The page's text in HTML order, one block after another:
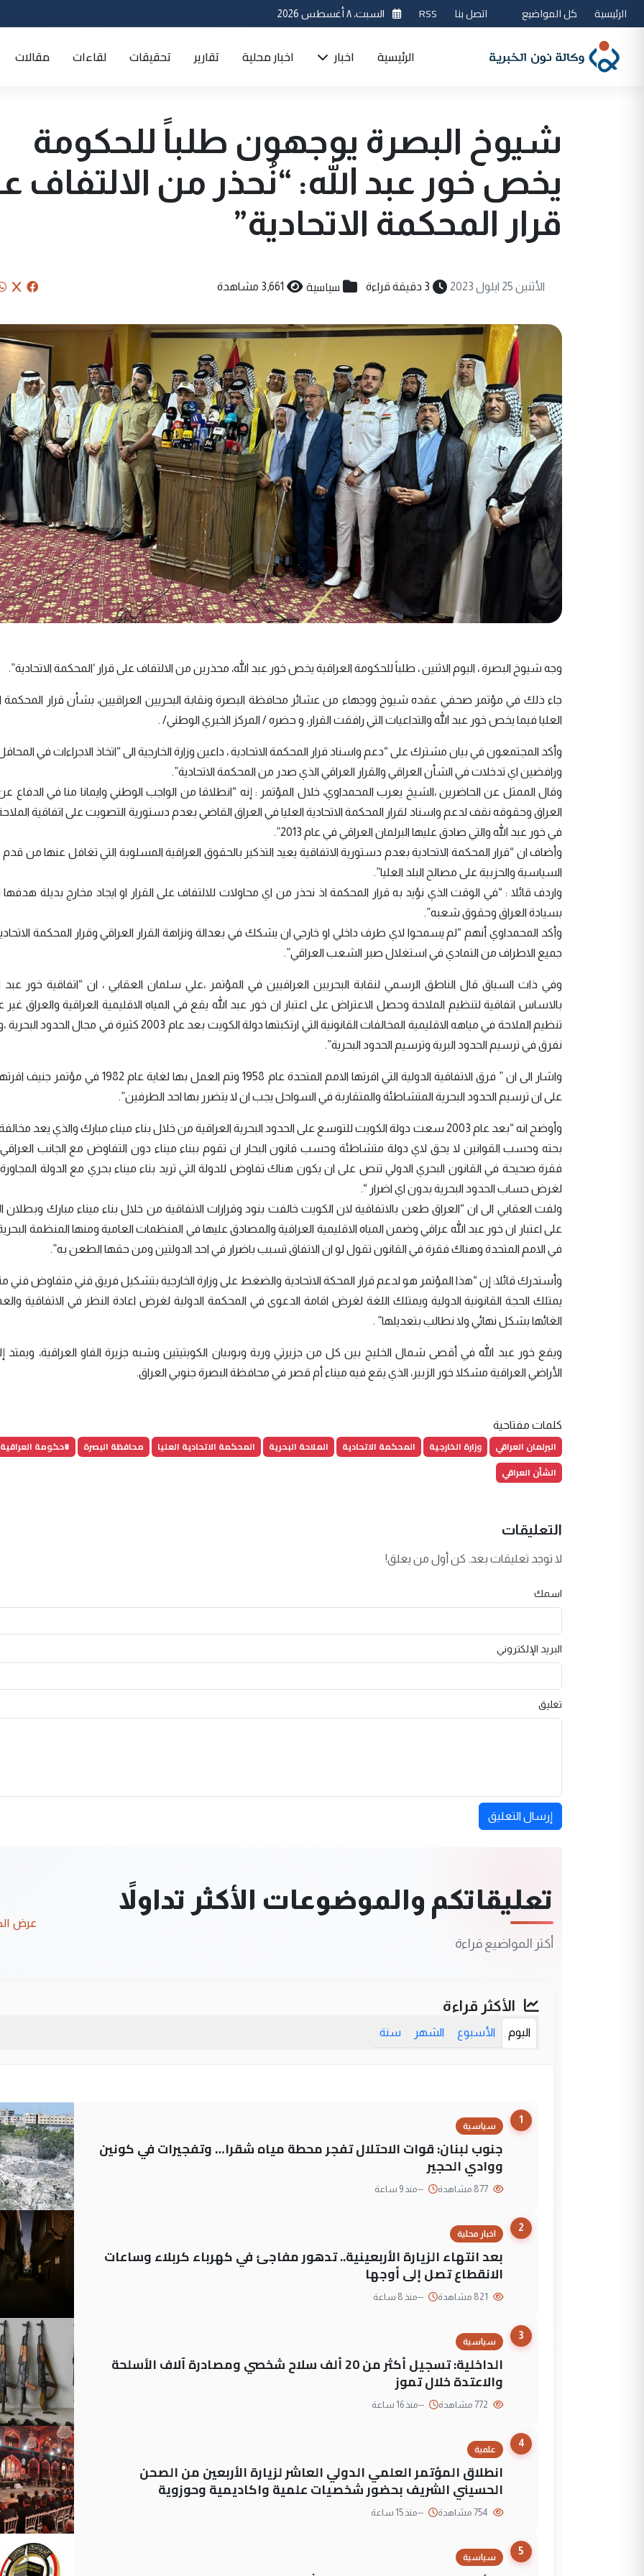
الرئيسية كل المواضيع اتصل بنا RSS السبت، ٨ أغسطس 2026
الرئيسية اخبار اخبار محلية تقارير تحقيقات لقاءات مقالات
شيوخ البصرة يوجهون طلباً للحكومة
يخص خور عبد الله: “نُحذر من الالتفاف
قرار المحكمة الاتحادية”
الأثنين 25 ايلول 2023 3 دقيقة قراءة سياسية 3,661 مشاهدة
وجه شيوخ البصرة ، اليوم الاثنين ، طلباً للحكومة العراقية يخص خور عبد الله، محذرين من الالتفاف على قرار ‘المحكمة الاتحادية”.
جاء ذلك في مؤتمر صحفي عقده شيوخ ووجهاء من عشائر محافظة البصرة ونقابة البحريين العراقيين، بشأن قرار المحكمة
العليا فيما يخص خور عبد الله والتداعيات التي رافقت القرار، و حضره / المركز الخبري الوطني/ .
وأكد المجتمعون في بيان مشترك على “دعم واسناد قرار المحكمة الاتحادية ، داعين وزارة الخارجية الى “اتخاذ الاجراءات في
ورافضين اي تدخلات في الشأن العراقي والقرار العراقي الذي صدر من المحكمة الاتحادية”.
وقال الممثل عن الحاضرين ،الشيخ يعرب المحمداوي، خلال المؤتمر : إنه “انطلاقا من الواجب الوطني وايمانا منا في الدفاع
العراق وحقوقه نقف لدعم واسناد لقرار المحكمة الاتحادية العليا في العراق القاضي بعدم دستورية التصويت على اتفاقية الملاحة
في خور عبد الله والتي صادق عليها البرلمان العراقي في عام 2013”.
وأضاف ان “قرار المحكمة الاتحادية بعدم دستورية الاتفاقية يعيد التذكير بالحقوق العراقية المسلوبة التي تغافل عنها من
السياسية والحزبية على مصالح البلد العليا”.
واردف قائلا : “في الوقت الذي نؤيد به قرار المحكمة اذ نحذر من اي محاولات للالتفاف على القرار او ايجاد مخارج بديلة هدفها
بسيادة العراق وحقوق شعبه”.
وأكد المحمداوي أنهم “لم يسمحوا لاي طرف داخلي او خارجي ان يشكك في بعدالة ونزاهة القرار العراقي وقرار المحكمة
جميع الاطراف من التمادي في استغلال صبر الشعب العراقي”.
وفي ذات السياق قال الناطق الرسمي لنقابة البحريين العراقيين في المؤتمر ،علي سلمان العقابي ، ان “اتفاقية خور عبد
بالاساس اتفاقية لتنظيم الملاحة وحصل الاعتراض على اعتبار ان خور عبد الله يقع في المياه الاقليمية العراقية والعراق
تنظيم الملاحة في مياهه الاقليمية المخالفات القانونية التي ارتكبتها دولة الكويت بعد عام 2003 كثيرة في
نفرق في ترسيم الحدود البرية وترسيم الحدود البحرية”.
واشار الى ان ” فرق الاتفاقية الدولية التي اقرتها الامم المتحدة عام 1958 وتم العمل بها لغاية
على ان ترسيم الحدود البحرية المتشاطئة والمتقاربة في السواحل يجب ان لا يتضرر بها احد الطرفين”.
وأوضح انه “بعد عام 2003 سعت دولة الكويت للتوسع على الحدود البحرية العراقية من خلال بناء ميناء مبارك والذي يعد
بحته وحسب القوانين لا يحق لاي دولة متشاطئة وحسب قانون البحار ان تقوم ببناء ميناء دون التفاوض مع الجانب
فقرة صحيحة في القانون البحري الدولي تنص على ان يكون هناك تفاوض للدولة التي تريد بناء ميناء بحري مع الدولة المجاورة
لغرض حساب الحدود البحرية بدون اي اضرار “.
ولفت العقابي الى ان “العراق طعن بالاتفاقية لان الكويت خالفت بنود وقرارات الاتفاقية من خلال بناء ميناء مبارك وبطلان
على اعتبار ان خور عبد الله عراقي وضمن المياه الاقليمية العراقية والمصادق عليها في المنظمات العامية ومنها المنظمة
في الامم المتحدة وهناك فقرة في القانون تقول لو ان الاتفاق تسبب باضرار في احد الدولتين ومن حقها الطعن به”.
وأستدرك قائلا: إن “هذا المؤتمر هو لدعم قرار المحكة الاتحادية والضغط على وزارة الخارجية بتشكيل فريق فني متفاوض
يمتلك الحجة القانونية الدولية ويمتلك اللغة لغرض اقامة الدعوى في المحكمة الدولية لغرض اعادة النظر في الاتفاقية
الغائها بشكل نهائي ولا نطالب بتعديلها” .
ويقع خور عبد الله في أقصى شمال الخليج بين كل من جزيرتي وربة وبوبيان الكويتيتين وشبه جزيرة الفاو العراقية، ويمتد
الأراضي العراقية مشكلا خور الزبير، الذي يقع فيه ميناء أم قصر في محافظة البصرة جنوبي العراق.
كلمات مفتاحية
البرلمان العراقي وزارة الخارجية المحكمة الاتحادية الملاحة البحرية المحكمة الاتحادية العليا محافظة البصرة
#حكومة العراقية
الشأن العراقي
التعليقات
لا توجد تعليقات بعد. كن أول من يعلق!
اسمك
البريد الإلكتروني
تعليق
إرسال التعليق
تعليقاتكم والموضوعات الأكثر تداولاً
أكثر المواضيع قراءة
عرض
الأكثر قراءة
اليوم الأسبوع الشهر سنة
1
سياسية
جنوب لبنان: قوات الاحتلال تفجر محطة مياه شقرا… وتفجيرات في كونين
ووادي الحجير
--منذ 9 ساعة
2
اخبار محلية
بعد انتهاء الزيارة الأربعينية.. تدهور مفاجئ في كهرباء كربلاء وساعات
الانقطاع تصل إلى أوجها
--منذ 8 ساعة
3
سياسية
الداخلية: تسجيل أكثر من 20 ألف سلاح شخصي ومصادرة آلاف الأسلحة
والاعتدة خلال تموز
--منذ 16 ساعة
4
علمية
انطلاق المؤتمر العلمي الدولي العاشر لزيارة الأربعين من الصحن
الحسيني الشريف بحضور شخصيات علمية واكاديمية وحوزوية
--منذ 15 ساعة
5
سياسية